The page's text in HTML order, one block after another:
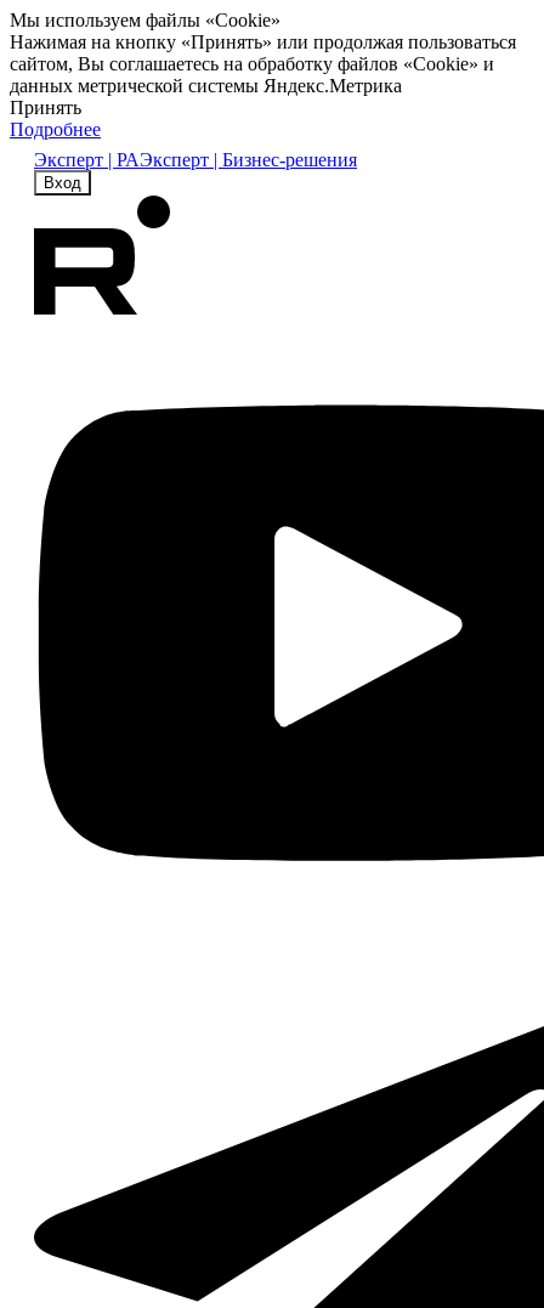
Мы используем файлы «Cookie»
Нажимая на кнопку «Принять» или продолжая пользоваться
сайтом, Вы соглашаетесь на обработку файлов «Cookie» и
данных метрической системы Яндекс.Метрика
Принять
Подробнее
Эксперт | РАЭксперт | Бизнес-решения
Вход